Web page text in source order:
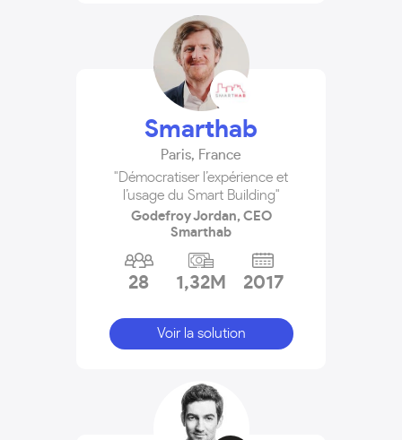
Smarthab
Paris, France
"Démocratiser l’expérience et
l’usage du Smart Building"
Godefroy Jordan, CEO
Smarthab
28 1,32M 2017
Voir la solution